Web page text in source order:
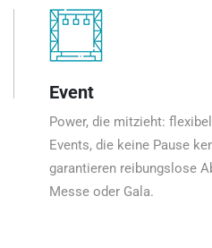
Event
Power, die mitzieht:
Events, die keine Pause
garantieren reibungslose
Messe oder Gala.